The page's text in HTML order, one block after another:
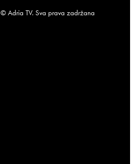
© Adria TV. Sva prava zadržana